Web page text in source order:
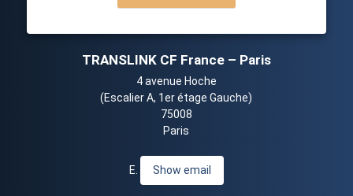
TRANSLINK CF France – Paris
4 avenue Hoche
(Escalier A, 1er étage Gauche)
75008
Paris
E. Show email